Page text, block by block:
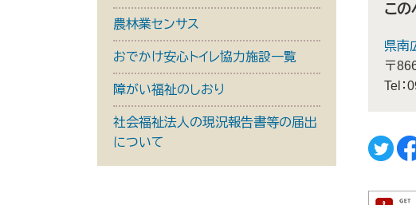
この
県南
〒
Tel：
農林業センサス
おでかけ安心トイレ協力施設一覧
障がい福祉のしおり
社会福祉法人の現況報告書等の届出
について